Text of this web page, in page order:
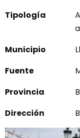
Tipología
Provincia
Municipio
Dirección
Fuente